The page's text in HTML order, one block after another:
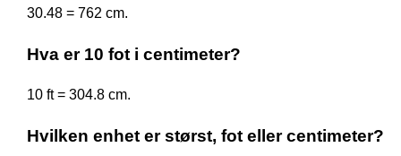
30.48 = 762 cm.
Hva er 10 fot i centimeter?
10 ft = 304.8 cm.
Hvilken enhet er størst, fot eller centimeter?